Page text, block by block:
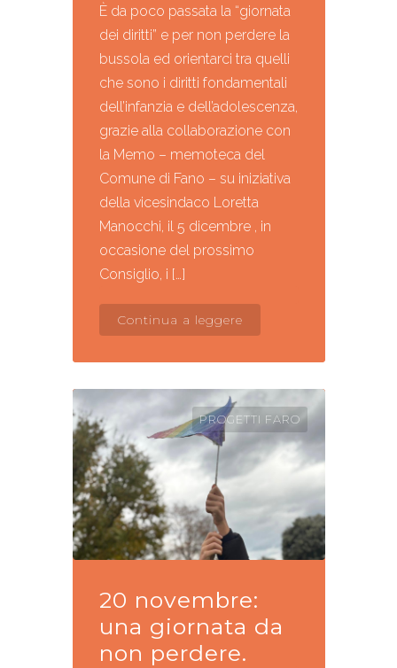
È da poco passata la “giornata
dei diritti” e per non perdere la
bussola ed orientarci tra quelli
che sono i diritti fondamentali
dell’infanzia e dell’adolescenza,
grazie alla collaborazione con
la Memo – memoteca del
Comune di Fano – su iniziativa
della vicesindaco Loretta
Manocchi, il 5 dicembre , in
occasione del prossimo
Consiglio, i […]
Continua a leggere
PROGETTI FARO
20 novembre:
una giornata da
non perdere.